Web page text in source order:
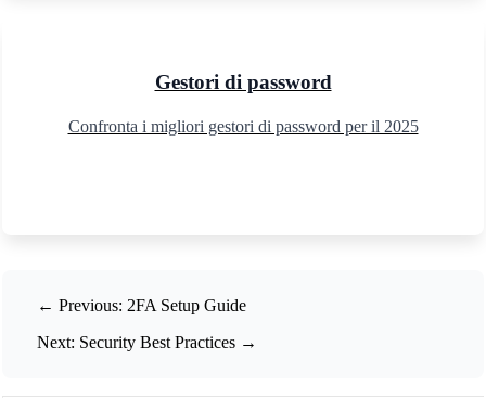
Decodificatore JWT
Password Security Best Practices 2025
Gestori di password
Confronta i migliori gestori di password per il 2025
← Previous: 2FA Setup Guide
Next: Security Best Practices →